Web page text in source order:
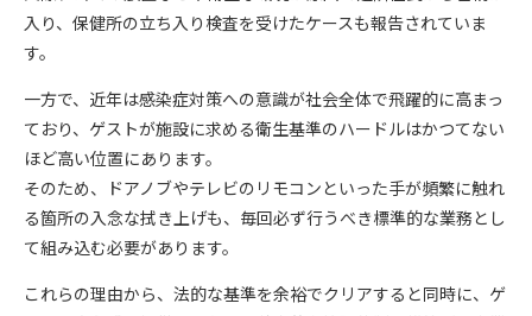
入り、保健所の立ち入り検査を受けたケースも報告されていま
す。
一方で、近年は感染症対策への意識が社会全体で飛躍的に高まっ
ており、ゲストが施設に求める衛生基準のハードルはかつてない
ほど高い位置にあります。
そのため、ドアノブやテレビのリモコンといった手が頻繁に触れ
る箇所の入念な拭き上げも、毎回必ず行うべき標準的な業務とし
て組み込む必要があります。
これらの理由から、法的な基準を余裕でクリアすると同時に、ゲ